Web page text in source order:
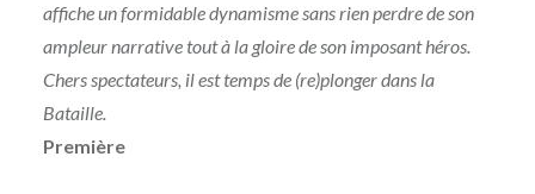
affiche un formidable dynamisme sans rien perdre de son
ampleur narrative tout à la gloire de son imposant héros.
Chers spectateurs, il est temps de (re)plonger dans la
Bataille.
Première